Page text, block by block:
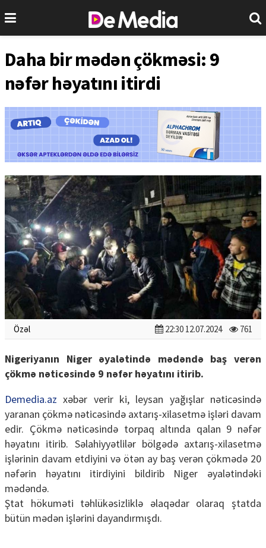
Daha bir mədən çökməsi: 9
nəfər həyatını itirdi
Özəl 22:30 12.07.2024 761
Nigeriyanın Niger əyalətində mədəndə baş verən
çökmə nəticəsində 9 nəfər həyatını itirib.
Demedia.az xəbər verir ki, leysan yağışlar nəticəsində
yaranan çökmə nəticəsində axtarış-xilasetmə işləri davam
edir. Çökmə nəticəsində torpaq altında qalan 9 nəfər
həyatını itirib. Səlahiyyətlilər bölgədə axtarış-xilasetmə
işlərinin davam etdiyini və ötən ay baş verən çökmədə 20
nəfərin həyatını itirdiyini bildirib Niger əyalətindəki
mədəndə.
Ştat hökuməti təhlükəsizliklə əlaqədar olaraq ştatda
bütün mədən işlərini dayandırmışdı.